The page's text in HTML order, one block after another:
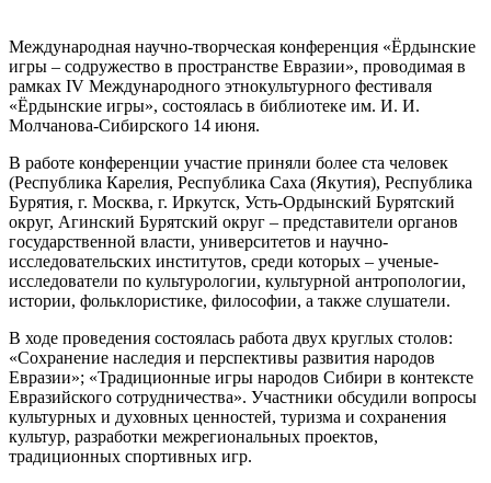
Международная научно-творческая конференция «Ёрдынские
игры – содружество в пространстве Евразии», проводимая в
рамках IV Международного этнокультурного фестиваля
«Ёрдынские игры», состоялась в библиотеке им. И. И.
Молчанова-Сибирского 14 июня.
В работе конференции участие приняли более ста человек
(Республика Карелия, Республика Саха (Якутия), Республика
Бурятия, г. Москва, г. Иркутск, Усть-Ордынский Бурятский
округ, Агинский Бурятский округ – представители органов
государственной власти, университетов и научно-
исследовательских институтов, среди которых – ученые-
исследователи по культурологии, культурной антропологии,
истории, фольклористике, философии, а также слушатели.
В ходе проведения состоялась работа двух круглых столов:
«Сохранение наследия и перспективы развития народов
Евразии»; «Традиционные игры народов Сибири в контексте
Евразийского сотрудничества». Участники обсудили вопросы
культурных и духовных ценностей, туризма и сохранения
культур, разработки межрегиональных проектов,
традиционных спортивных игр.